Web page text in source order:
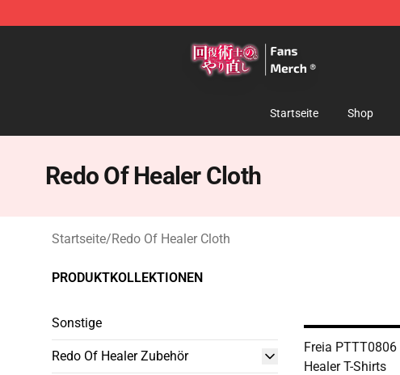
Startseite Shop
Redo Of Healer Cloth
Startseite/Redo Of Healer Cloth
PRODUKTKOLLEKTIONEN
Sonstige
Redo Of Healer Zubehör
Freia PTTT0806
Healer T-Shirts